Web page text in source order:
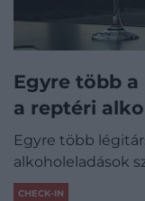
Egyre több
a reptéri
Egyre több
alkoholeladások
CHECK-IN